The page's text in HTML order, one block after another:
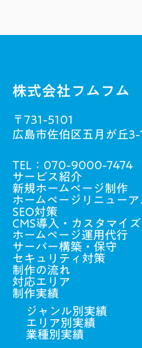
取得方法 お問い合わせ
させていただきます。
で利用します。
個人情報の第三者提供
以下の場合に限って第
あります。
(1) 本人から個人情報の
て同意を得た場合
(2) 法令に基づく場合
(3) 個人情報の取扱いの
部を外部委託する場合
個人情報の開示・訂正
た個人情報について、
株式会社フムフム
〒731-5101
広島市佐伯区五月が丘3-
TEL： 070-9000-7474
サービス紹介
新規ホームページ制作
ホームページリニューア
SEO対策
CMS導入・カスタマイズ
ホームページ運用代行
サーバー構築・保守
セキュリティ対策
制作の流れ
対応エリア
制作実績
ジャンル別実績
エリア別実績
業種別実績